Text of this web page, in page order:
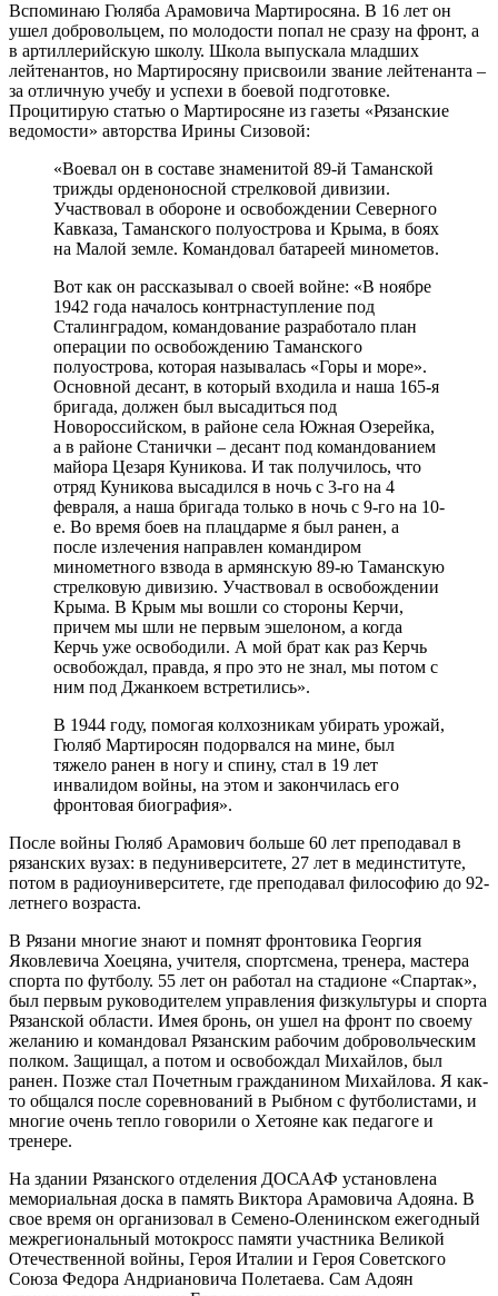
Вспоминаю Гюляба Арамовича Мартиросяна. В 16 лет он
ушел добровольцем, по молодости попал не сразу на фронт, а
в артиллерийскую школу. Школа выпускала младших
лейтенантов, но Мартиросяну присвоили звание лейтенанта –
за отличную учебу и успехи в боевой подготовке.
Процитирую статью о Мартиросяне из газеты «Рязанские
ведомости» авторства Ирины Сизовой:
«Воевал он в составе знаменитой 89-й Таманской
трижды орденоносной стрелковой дивизии.
Участвовал в обороне и освобождении Северного
Кавказа, Таманского полуострова и Крыма, в боях
на Малой земле. Командовал батареей минометов.
Вот как он рассказывал о своей войне: «В ноябре
1942 года началось контрнаступление под
Сталинградом, командование разработало план
операции по освобождению Таманского
полуострова, которая называлась «Горы и море».
Основной десант, в который входила и наша 165-я
бригада, должен был высадиться под
Новороссийском, в районе села Южная Озерейка,
а в районе Станички – десант под командованием
майора Цезаря Куникова. И так получилось, что
отряд Куникова высадился в ночь с 3-го на 4
февраля, а наша бригада только в ночь с 9-го на 10-
е. Во время боев на плацдарме я был ранен, а
после излечения направлен командиром
минометного взвода в армянскую 89-ю Таманскую
стрелковую дивизию. Участвовал в освобождении
Крыма. В Крым мы вошли со стороны Керчи,
причем мы шли не первым эшелоном, а когда
Керчь уже освободили. А мой брат как раз Керчь
освобождал, правда, я про это не знал, мы потом с
ним под Джанкоем встретились».
В 1944 году, помогая колхозникам убирать урожай,
Гюляб Мартиросян подорвался на мине, был
тяжело ранен в ногу и спину, стал в 19 лет
инвалидом войны, на этом и закончилась его
фронтовая биография».
После войны Гюляб Арамович больше 60 лет преподавал в
рязанских вузах: в педуниверситете, 27 лет в мединституте,
потом в радиоуниверситете, где преподавал философию до 92-
летнего возраста.
В Рязани многие знают и помнят фронтовика Георгия
Яковлевича Хоецяна, учителя, спортсмена, тренера, мастера
спорта по футболу. 55 лет он работал на стадионе «Спартак»,
был первым руководителем управления физкультуры и спорта
Рязанской области. Имея бронь, он ушел на фронт по своему
желанию и командовал Рязанским рабочим добровольческим
полком. Защищал, а потом и освобождал Михайлов, был
ранен. Позже стал Почетным гражданином Михайлова. Я как-
то общался после соревнований в Рыбном с футболистами, и
многие очень тепло говорили о Хетояне как педагоге и
тренере.
На здании Рязанского отделения ДОСААФ установлена
мемориальная доска в память Виктора Арамовича Адояна. В
свое время он организовал в Семено-Оленинском ежегодный
межрегиональный мотокросс памяти участника Великой
Отечественной войны, Героя Италии и Героя Советского
Союза Федора Андриановича Полетаева. Сам Адоян